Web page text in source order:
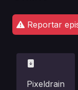
Reportar
Pixeldrain